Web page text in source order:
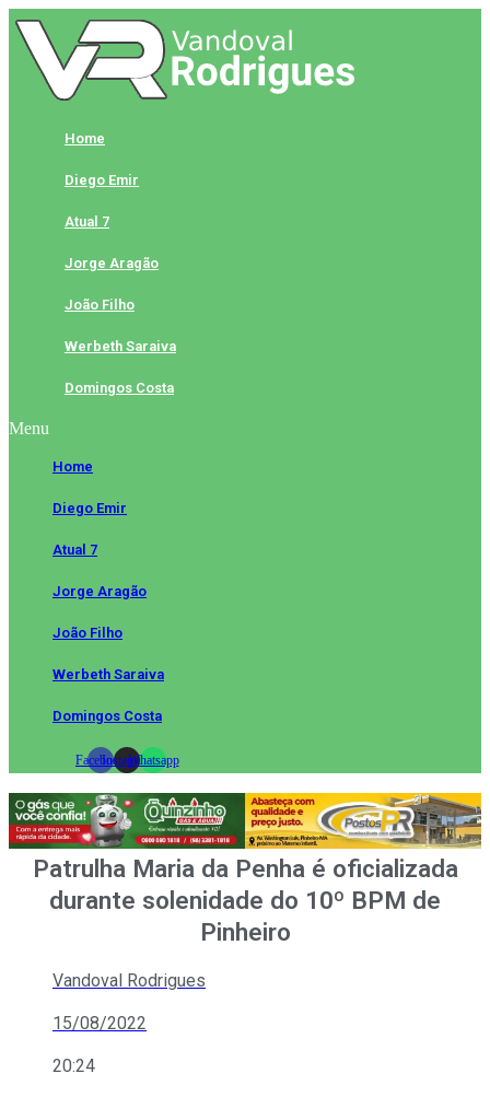
Skip
to
content
Home
Diego Emir
Atual 7
Jorge Aragão
João Filho
Werbeth Saraiva
Domingos Costa
Menu
Home
Diego Emir
Atual 7
Jorge Aragão
João Filho
Werbeth Saraiva
Domingos Costa
FacebookInstagramWhatsapp
Patrulha Maria da Penha é oficializada
durante solenidade do 10º BPM de
Pinheiro
Vandoval Rodrigues
15/08/2022
20:24